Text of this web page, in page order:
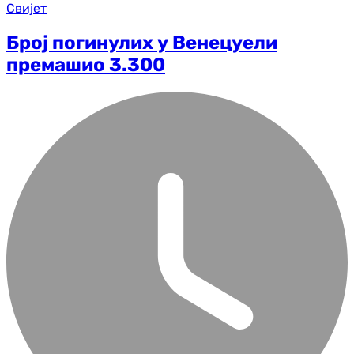
Свијет
Број погинулих у Венецуели
премашио 3.300